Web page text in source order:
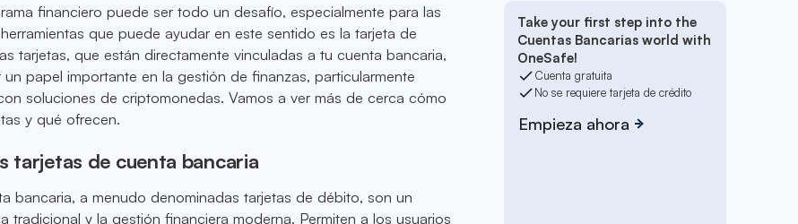
financiero puede ser todo un desafío, especialmente para las
que puede ayudar en este sentido es la tarjeta de
tarjetas, que están directamente vinculadas a tu cuenta bancaria,
papel importante en la gestión de finanzas, particularmente
soluciones de criptomonedas. Vamos a ver más de cerca cómo
y qué ofrecen.
tarjetas de cuenta bancaria
bancaria, a menudo denominadas tarjetas de débito, son un
tradicional y la gestión financiera moderna. Permiten a los usuarios
Take your first step into the
Cuentas Bancarias world with
OneSafe!
Cuenta gratuita
No se requiere tarjeta de crédito
Empieza ahora